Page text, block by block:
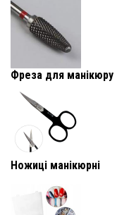
Фреза для манікюру
Ножиці манікюрні